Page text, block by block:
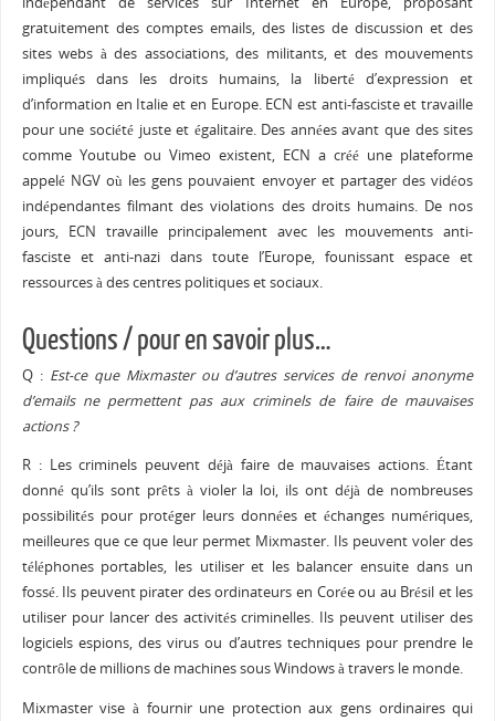
gratuitement des comptes emails, des listes de discussion et des
sites webs à des associations, des militants, et des mouvements
impliqués dans les droits humains, la liberté d’expression et
d’information en Italie et en Europe. ECN est anti-fasciste et travaille
pour une société juste et égalitaire. Des années avant que des sites
comme Youtube ou Vimeo existent, ECN a créé une plateforme
appelé NGV où les gens pouvaient envoyer et partager des vidéos
indépendantes filmant des violations des droits humains. De nos
jours, ECN travaille principalement avec les mouvements anti-
fasciste et anti-nazi dans toute l’Europe, founissant espace et
ressources à des centres politiques et sociaux.
Questions / pour en savoir plus…
Q : Est-ce que Mixmaster ou d’autres services de renvoi anonyme
d’emails ne permettent pas aux criminels de faire de mauvaises
actions ?
R : Les criminels peuvent déjà faire de mauvaises actions. Étant
donné qu’ils sont prêts à violer la loi, ils ont déjà de nombreuses
possibilités pour protéger leurs données et échanges numériques,
meilleures que ce que leur permet Mixmaster. Ils peuvent voler des
téléphones portables, les utiliser et les balancer ensuite dans un
fossé. Ils peuvent pirater des ordinateurs en Corée ou au Brésil et les
utiliser pour lancer des activités criminelles. Ils peuvent utiliser des
logiciels espions, des virus ou d’autres techniques pour prendre le
contrôle de millions de machines sous Windows à travers le monde.
Mixmaster vise à fournir une protection aux gens ordinaires qui